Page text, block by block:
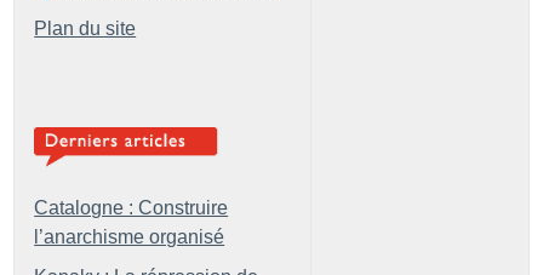
Plan du site
Catalogne : Construire
l’anarchisme organisé